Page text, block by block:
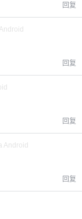
回复
回复
回复
Android
回复